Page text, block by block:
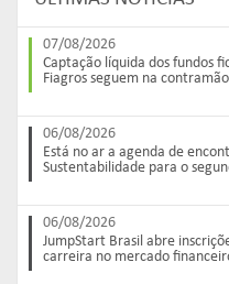
governança
DIRETORIA
associados
LISTA DE ASSOCIADOS
publicações
NOTÍCIAS
INFORMAR
Links mais acessados:
estatísticas
FUNDOS
estatísticas
fóruns de representação
GESTÃO DE FUNDOS
ESTRUTURADOS
grupos consultivos permanentes
MACROECONÔMICO
documentos
NOTÍCIAS
autorregulação
INSTITUIÇÕES
AUTORREGULADAS
solicitações
HABILITAÇÃO DE
ADMINISTRADORES
códigos
CPA-10, CPA-20 E CEA
entenda o compromisso
07/08/2026
Captação líquida dos fundos
Fiagros seguem na contramão
06/08/2026
Está no ar a agenda de
Sustentabilidade para o
06/08/2026
JumpStart Brasil abre
carreira no mercado